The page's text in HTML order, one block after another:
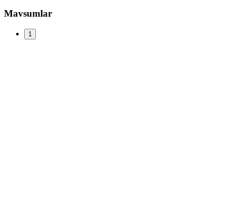
Mavsumlar
1